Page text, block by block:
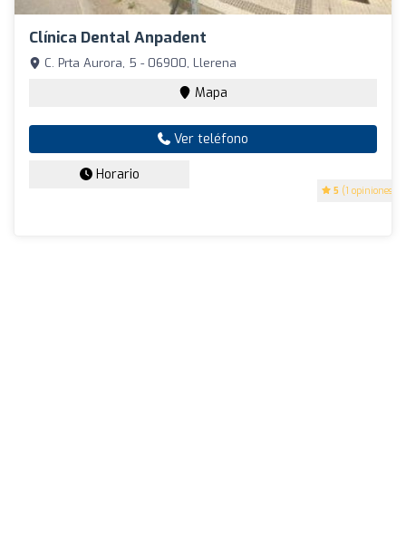
Clínica Dental Anpadent
5 (1 opiniones)
C. Prta Aurora, 5 - 06900, Llerena
Mapa
Ver teléfono
Horario